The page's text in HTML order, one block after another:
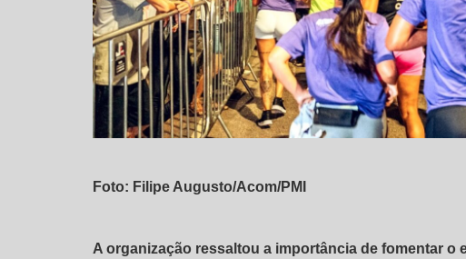
Foto: Filipe Augusto/Acom/PMI
A organização ressaltou a importância de fomentar